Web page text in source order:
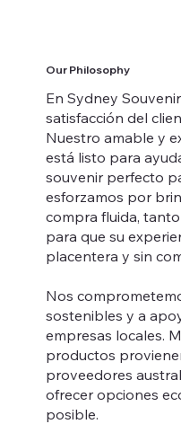
Our Philosophy
En Sydney
satisfacción del
Nuestro amable y
está listo para
souvenir perfecto
esforzamos por
compra fluida,
para que su
placentera y sin
Nos
sostenibles y a
empresas locales.
productos
proveedores
ofrecer opciones
posible.